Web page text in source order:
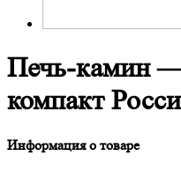
Печь-камин
компакт
Информация о товаре